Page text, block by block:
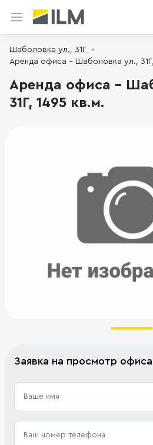
Шаболовка ул., 31Г
Аренда офиса - Шаболовка ул., 31Г,
Аренда офиса -
31Г, 1495 кв.м.
Заявка на просмотр офиса